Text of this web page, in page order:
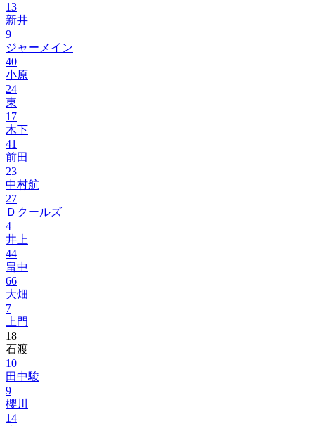
13
新井
9
ジャーメイン
40
小原
24
東
17
木下
41
前田
23
中村航
27
Ｄクールズ
4
井上
44
畠中
66
大畑
7
上門
18
石渡
10
田中駿
9
櫻川
14